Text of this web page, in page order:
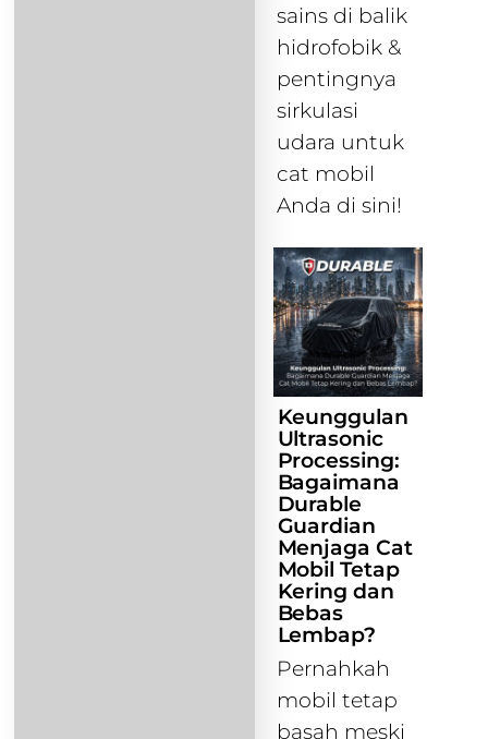
sains di balik
hidrofobik &
pentingnya
sirkulasi
udara untuk
cat mobil
Anda di sini!
Keunggulan
Ultrasonic
Processing:
Bagaimana
Durable
Guardian
Menjaga Cat
Mobil Tetap
Kering dan
Bebas
Lembap?
Pernahkah
mobil tetap
basah meski